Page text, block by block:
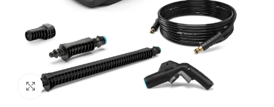
Нажмите, чтобы увеличить изображение